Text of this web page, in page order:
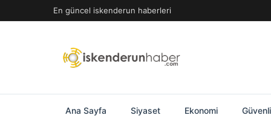
geç
En güncel iskenderun haberleri
Ana Sayfa Siyaset Ekonomi